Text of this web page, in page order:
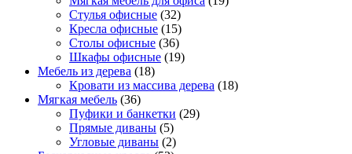
Стулья офисные (32)
Кресла офисные (15)
Столы офисные (36)
Шкафы офисные (19)
Мебель из дерева (18)
Кровати из массива дерева (18)
Мягкая мебель (36)
Пуфики и банкетки (29)
Прямые диваны (5)
Угловые диваны (2)